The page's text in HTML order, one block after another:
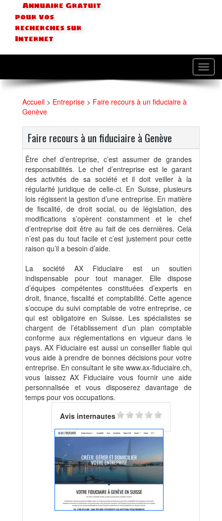
Annuaire Gratuit
pour vos
recherches sur
Internet
Accueil > Entreprise > Faire recours à un fiduciaire à
Genève
Faire recours à un fiduciaire à Genève
Être chef d’entreprise, c’est assumer de grandes
responsabilités. Le chef d’entreprise est le garant
des activités de sa société et il doit veiller à la
régularité juridique de celle-ci. En Suisse, plusieurs
lois régissent la gestion d’une entreprise. En matière
de fiscalité, de droit social, ou de législation, des
modifications s’opèrent constamment et le chef
d’entreprise doit être au fait de ces dernières. Cela
n’est pas du tout facile et c’est justement pour cette
raison qu’il a besoin d’aide.
La société AX Fiduciaire est un soutien
indispensable pour tout manager. Elle dispose
d’équipes compétentes constituées d’experts en
droit, finance, fiscalité et comptabilité. Cette agence
s’occupe du suivi comptable de votre entreprise, ce
qui est obligatoire en Suisse. Les spécialistes se
chargent de l’établissement d’un plan comptable
conforme aux réglementations en vigueur dans le
pays. AX Fiduciaire est aussi un conseiller fiable qui
vous aide à prendre de bonnes décisions pour votre
entreprise. En consultant le site www.ax-fiduciaire.ch,
vous laissez AX Fiduciaire vous fournir une aide
personnalisée et vous disposerez davantage de
temps pour vos occupations.
Avis internautes